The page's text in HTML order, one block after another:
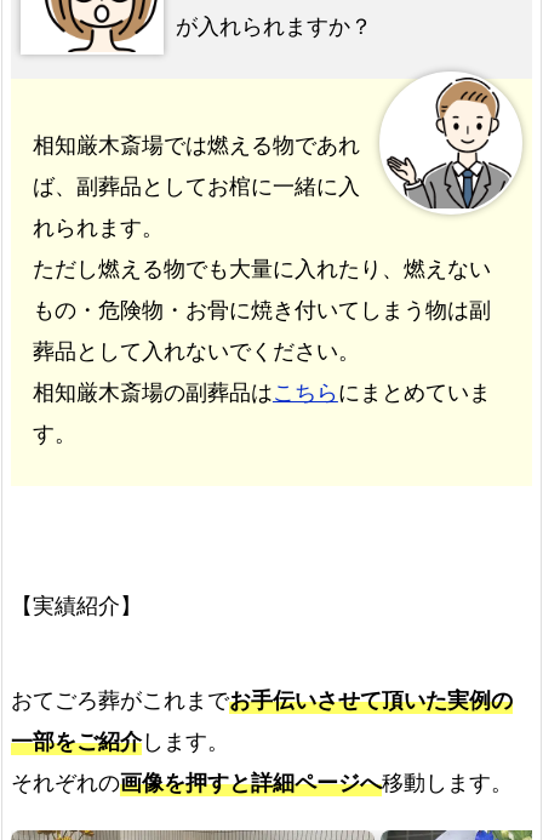
が入れられますか？
相知厳木斎場では燃える物であれ
ば、副葬品としてお棺に一緒に入
れられます。
ただし燃える物でも大量に入れたり、燃えない
もの・危険物・お骨に焼き付いてしまう物は副
葬品として入れないでください。
相知厳木斎場の副葬品はこちらにまとめていま
す。
【実績紹介】
おてごろ葬がこれまでお手伝いさせて頂いた実例の
一部をご紹介します。
それぞれの画像を押すと詳細ページへ移動します。